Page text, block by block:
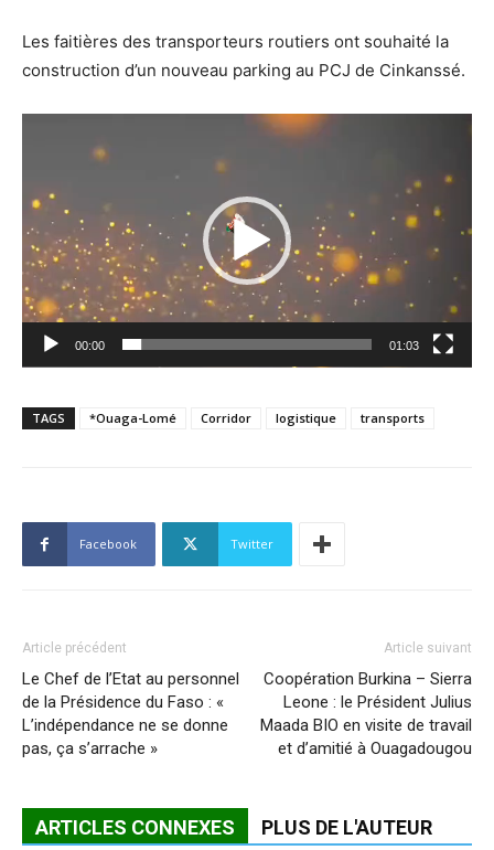
Les faitières des transporteurs routiers ont souhaité la
construction d’un nouveau parking au PCJ de Cinkanssé.
Lecteur
00:00 01:03
TAGS *Ouaga-Lomé Corridor logistique transports
Facebook Twitter
Article précédent
Le Chef de l’Etat au personnel
de la Présidence du Faso : «
L’indépendance ne se donne
pas, ça s’arrache »
Article suivant
Coopération Burkina – Sierra
Leone : le Président Julius
Maada BIO en visite de travail
et d’amitié à Ouagadougou
ARTICLES CONNEXES PLUS DE L'AUTEUR